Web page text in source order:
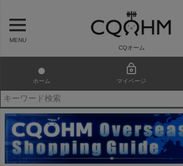
MENU
CQオーム
ホーム マイページ